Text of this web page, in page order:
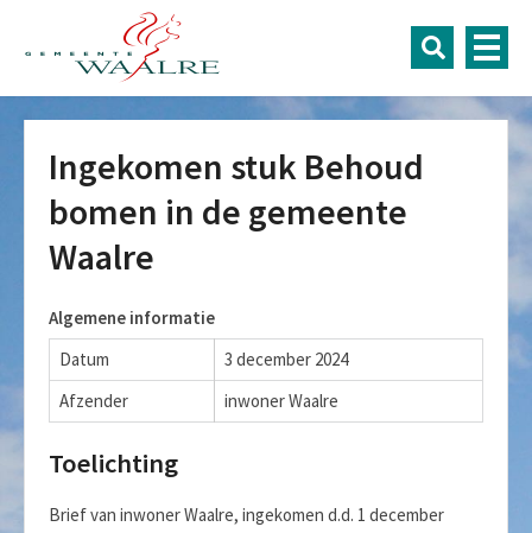
Ingekomen stuk Behoud
bomen in de gemeente
Waalre
Algemene informatie
Datum
3 december 2024
Afzender
inwoner Waalre
Toelichting
Brief van inwoner Waalre, ingekomen d.d. 1 december